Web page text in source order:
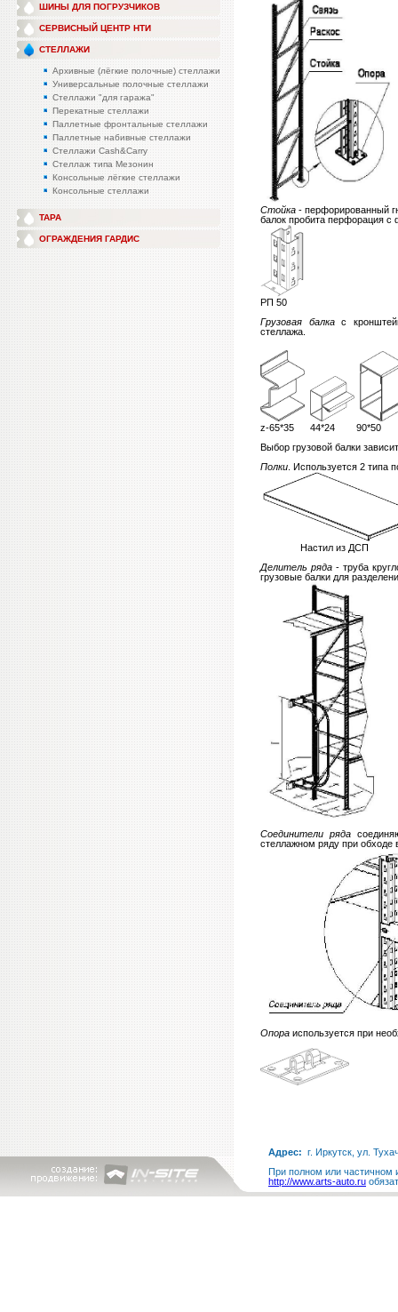
ШИНЫ ДЛЯ ПОГРУЗЧИКОВ
СЕРВИСНЫЙ ЦЕНТР НТИ
СТЕЛЛАЖИ
Архивные (лёгкие полочные) стеллажи
Универсальные полочные стеллажи
Стеллажи "для гаража"
Перекатные стеллажи
Паллетные фронтальные стеллажи
Паллетные набивные стеллажи
Стеллажи Cash&Carry
Стеллаж типа Мезонин
Консольные лёгкие стеллажи
Консольные стеллажи
ТАРА
ОГРАЖДЕНИЯ ГАРДИС
Стойка - перфорированный
балок пробита перфорация
РП 50
Грузовая балкас
стеллажа.
z-65*35 44*24 90*50
Выбор грузовой балки
Полки . Используется 2 типа
Настил из ДСП
Делитель ряда - труба
грузовые балки для
Соединители ряда
стеллажном ряду при обходе
Опора используется при
Адрес: г. Иркутск, ул.
При полном или частичном
http://www.arts-auto.ru